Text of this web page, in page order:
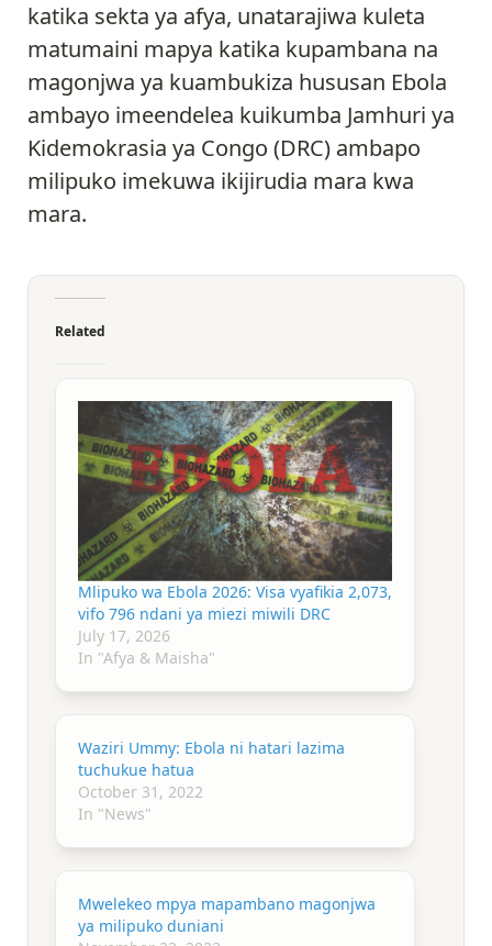
katika sekta ya afya, unatarajiwa kuleta
matumaini mapya katika kupambana na
magonjwa ya kuambukiza hususan Ebola
ambayo imeendelea kuikumba Jamhuri ya
Kidemokrasia ya Congo (DRC) ambapo
milipuko imekuwa ikijirudia mara kwa
mara.
Related
Mlipuko wa Ebola 2026: Visa vyafikia 2,073,
vifo 796 ndani ya miezi miwili DRC
July 17, 2026
In "Afya & Maisha"
Waziri Ummy: Ebola ni hatari lazima
tuchukue hatua
October 31, 2022
In "News"
Mwelekeo mpya mapambano magonjwa
ya milipuko duniani